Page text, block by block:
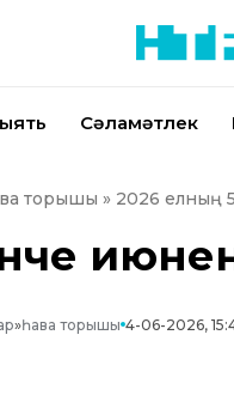
Сәламәтлек
торышы » 2026 елның
»һава торышы 4-06-2026,